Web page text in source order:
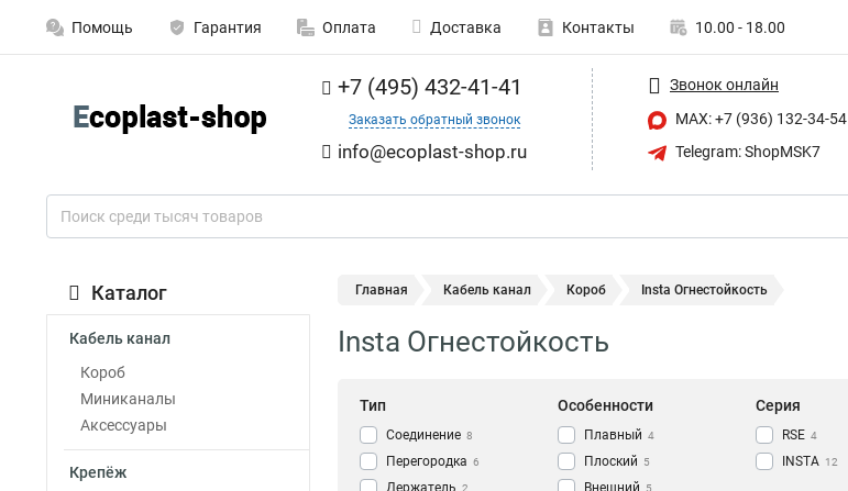
Помощь Гарантия Оплата Доставка Контакты 10.00 - 18.00
+7 (495) 432-41-41
Заказать обратный звонок
info@ecoplast-shop.ru
Звонок онлайн
MAX: +7 (936) 132-34-54
Telegram: ShopMSK7
Каталог
Кабель канал
Короб
Миниканалы
Аксессуары
Крепёж
Главная Кабель канал Короб Insta Огнестойкость
Insta Огнестойкость
Тип
Cоединение 8
Перегородка 6
2
Особенности
Плавный 4
Плоский 5
5
Серия
RSE 4
INSTA 12